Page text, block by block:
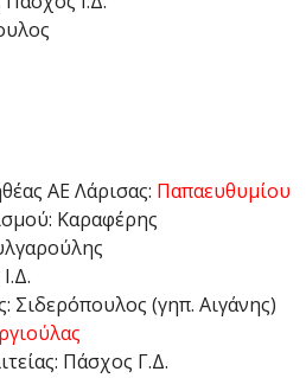
ΑΕ Λάρισας: Παπαευθυμίου
Καραφέρης
(γηπ. Αιγάνης)
Πάσχος Γ.Δ.